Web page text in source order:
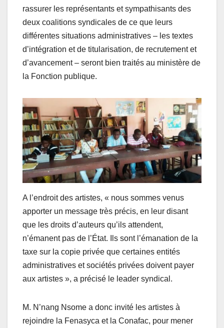
rassurer les représentants et sympathisants des
deux coalitions syndicales de ce que leurs
différentes situations administratives – les textes
d’intégration et de titularisation, de recrutement et
d’avancement – seront bien traités au ministère de
la Fonction publique.
A l’endroit des artistes, « nous sommes venus
apporter un message très précis, en leur disant
que les droits d’auteurs qu’ils attendent,
n’émanent pas de l’État. Ils sont l’émanation de la
taxe sur la copie privée que certaines entités
administratives et sociétés privées doivent payer
aux artistes », a précisé le leader syndical.
M. N’nang Nsome a donc invité les artistes à
rejoindre la Fenasyca et la Conafac, pour mener